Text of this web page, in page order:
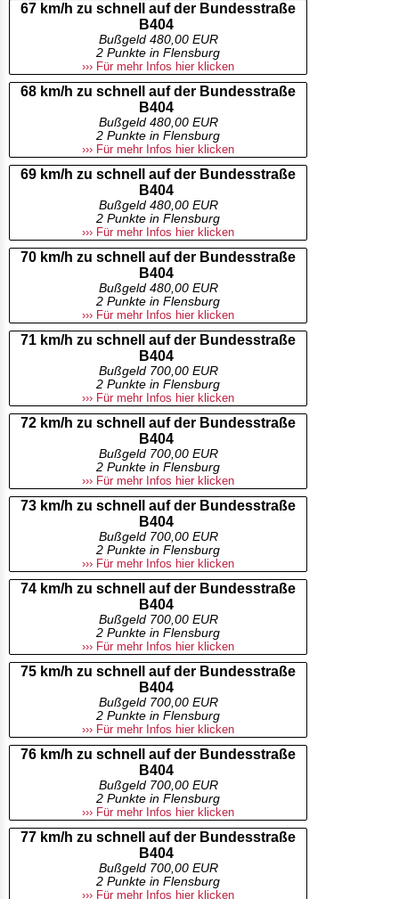
67 km/h zu schnell auf der Bundesstraße
B404
Bußgeld 480,00 EUR
2 Punkte in Flensburg
››› Für mehr Infos hier klicken
68 km/h zu schnell auf der Bundesstraße
B404
Bußgeld 480,00 EUR
2 Punkte in Flensburg
››› Für mehr Infos hier klicken
69 km/h zu schnell auf der Bundesstraße
B404
Bußgeld 480,00 EUR
2 Punkte in Flensburg
››› Für mehr Infos hier klicken
70 km/h zu schnell auf der Bundesstraße
B404
Bußgeld 480,00 EUR
2 Punkte in Flensburg
››› Für mehr Infos hier klicken
71 km/h zu schnell auf der Bundesstraße
B404
Bußgeld 700,00 EUR
2 Punkte in Flensburg
››› Für mehr Infos hier klicken
72 km/h zu schnell auf der Bundesstraße
B404
Bußgeld 700,00 EUR
2 Punkte in Flensburg
››› Für mehr Infos hier klicken
73 km/h zu schnell auf der Bundesstraße
B404
Bußgeld 700,00 EUR
2 Punkte in Flensburg
››› Für mehr Infos hier klicken
74 km/h zu schnell auf der Bundesstraße
B404
Bußgeld 700,00 EUR
2 Punkte in Flensburg
››› Für mehr Infos hier klicken
75 km/h zu schnell auf der Bundesstraße
B404
Bußgeld 700,00 EUR
2 Punkte in Flensburg
››› Für mehr Infos hier klicken
76 km/h zu schnell auf der Bundesstraße
B404
Bußgeld 700,00 EUR
2 Punkte in Flensburg
››› Für mehr Infos hier klicken
77 km/h zu schnell auf der Bundesstraße
B404
Bußgeld 700,00 EUR
2 Punkte in Flensburg
››› Für mehr Infos hier klicken